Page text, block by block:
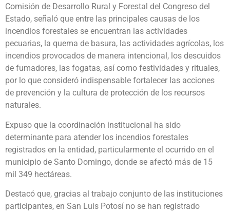
Comisión de Desarrollo Rural y Forestal del Congreso del
Estado, señaló que entre las principales causas de los
incendios forestales se encuentran las actividades
pecuarias, la quema de basura, las actividades agrícolas, los
incendios provocados de manera intencional, los descuidos
de fumadores, las fogatas, así como festividades y rituales,
por lo que consideró indispensable fortalecer las acciones
de prevención y la cultura de protección de los recursos
naturales.
Expuso que la coordinación institucional ha sido
determinante para atender los incendios forestales
registrados en la entidad, particularmente el ocurrido en el
municipio de Santo Domingo, donde se afectó más de 15
mil 349 hectáreas.
Destacó que, gracias al trabajo conjunto de las instituciones
participantes, en San Luis Potosí no se han registrado